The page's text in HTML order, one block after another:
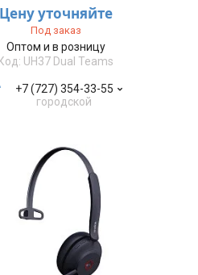
Цену уточняйте
Под заказ
Оптом и в розницу
UH37 Dual Teams
+7 (727) 354-33-55
городской